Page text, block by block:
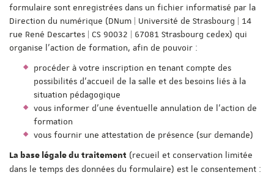
formulaire sont enregistrées dans un fichier informatisé par la
Direction du numérique (DNum | Université de Strasbourg | 14
rue René Descartes | CS 90032 | 67081 Strasbourg cedex) qui
organise l'action de formation, afin de pouvoir :
procéder à votre inscription en tenant compte des
possibilités d'accueil de la salle et des besoins liés à la
situation pédagogique
vous informer d'une éventuelle annulation de l'action de
formation
vous fournir une attestation de présence (sur demande)
La base légale du traitement (recueil et conservation limitée
dans le temps des données du formulaire) est le consentement :